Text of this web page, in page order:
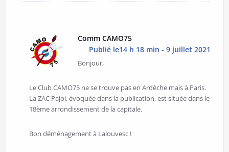
Comm CAMO75
Publié le14 h 18 min - 9 juillet 2021
Bonjour,
Le Club CAMO75 ne se trouve pas en Ardèche mais à Paris.
La ZAC Pajol, évoquée dans la publication, est située dans le
18ème arrondissement de la capitale.
Bon déménagement à Lalouvesc !